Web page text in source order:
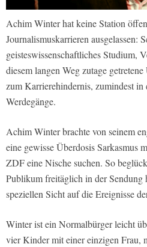
Achim Winter hat keine Station
Journalismuskarrieren ausgelassen:
geisteswissenschaftliches Studium,
diesem langen Weg zutage
zum Karrierehindernis, zumindest
Werdegänge.
Achim Winter brachte von seinem
eine gewisse Überdosis Sarkasmus
ZDF eine Nische suchen. So
Publikum freitäglich in der Sendung
speziellen Sicht auf die Ereignisse
Winter ist ein Normalbürger leicht
vier Kinder mit einer einzigen Frau,